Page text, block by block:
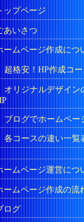
ップページ
あいさつ
ームページ作成につ
超格安！HP作成コー
オリジナルデザイン
ブログでホームペー
各コースの違い一覧
ームページ運営につ
ームページ作成の流
ログ